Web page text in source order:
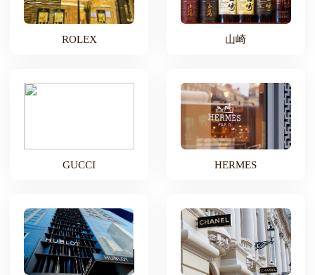
ROLEX 山崎
GUCCI HERMES